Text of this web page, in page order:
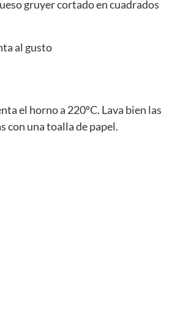
gruyer cortado en cuadrados
al gusto
el horno a 220ºC. Lava bien las
con una toalla de papel.